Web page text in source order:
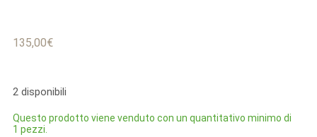
135,00€
2 disponibili
Questo prodotto viene venduto con un quantitativo minimo di
1 pezzi.